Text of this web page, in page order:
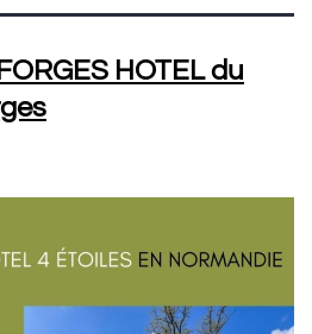
HOTEL du